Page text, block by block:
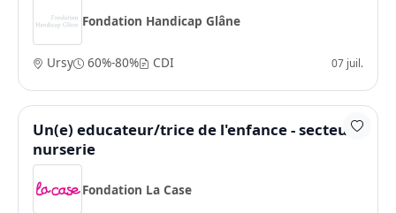
Fondation Handicap Glâne
Ursy 60%-80% CDI 07 juil.
Un(e) educateur/trice de l'enfance - secteur
nurserie
Fondation La Case